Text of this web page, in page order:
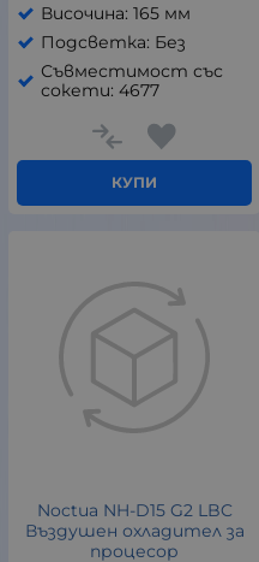
Височина: 165 мм
Подсветка: Без
Съвместимост със
сокети: 4677
КУПИ
Noctua NH-D15 G2 LBC
Въздушен охладител за
процесор